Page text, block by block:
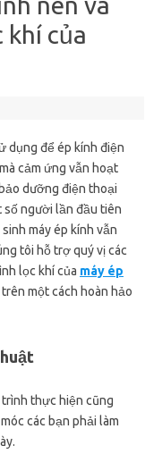
khí của
dụng để ép kính điện
cảm ứng vẫn hoạt
dưỡng điện thoại
số người lần đầu tiên
máy ép kính vẫn
tôi hỗ trợ quý vị các
lọc khí của máy ép
một cách hoàn hảo
thực hiện cũng
các bạn phải làm